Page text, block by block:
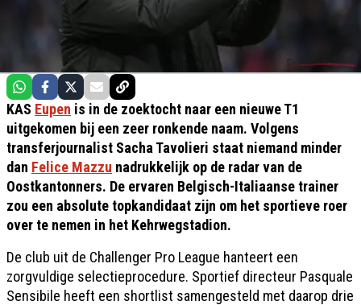
KAS Eupen is in de zoektocht naar een nieuwe T1
uitgekomen bij een zeer ronkende naam. Volgens
transferjournalist Sacha Tavolieri staat niemand minder
dan Felice Mazzu nadrukkelijk op de radar van de
Oostkantonners. De ervaren Belgisch-Italiaanse trainer
zou een absolute topkandidaat zijn om het sportieve roer
over te nemen in het Kehrwegstadion.
De club uit de Challenger Pro League hanteert een
zorgvuldige selectieprocedure. Sportief directeur Pasquale
Sensibile heeft een shortlist samengesteld met daarop drie